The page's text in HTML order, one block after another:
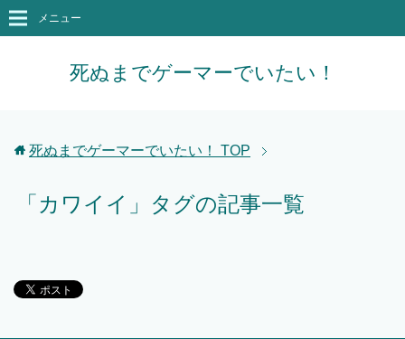
死ぬまでゲーマーでいたい！
メニュー
死ぬまでゲーマーでいたい！ TOP
「カワイイ」タグの記事一覧